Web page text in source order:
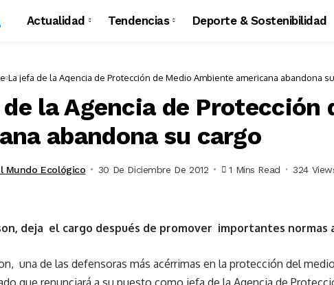
Actualidad Tendencias Deporte & Sostenibilidad
La jefa de la Agencia de Protección de Medio Ambiente americana abandona
la Agencia de Protección
abandona su cargo
Mundo Ecológico 30 De Diciembre De 2012 1 Mins Read 324
deja el cargo después de promover importantes
una de las defensoras más acérrimas en la protección del
que renunciará a su puesto como jefa de la Agencia de